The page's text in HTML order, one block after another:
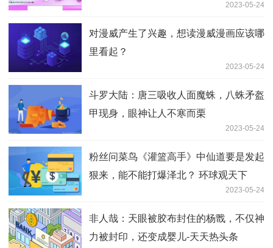
2023-05-24
对漫威产生了兴趣，想读漫威漫画应该哪
里看起？
2023-05-24
斗罗大陆：唐三吸收人面魔蛛，八蛛矛盔
甲现身，眼神让人不寒而栗
2023-05-24
粉丝问菜鸟《灌篮高手》中仙道要是发起
狠来，能不能打爆泽北？ 环球观天下
2023-05-24
非人哉：天眼被胶布封住的杨戬，不仅神
力被封印，还变成婴儿-天天热头条